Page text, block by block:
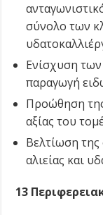
σύνολο των
Ενίσχυση των
παραγωγή
Προώθηση
αξίας του
Βελτίωση
αλιείας και
13